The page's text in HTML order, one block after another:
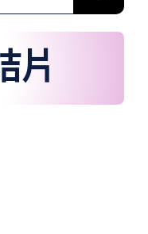
片